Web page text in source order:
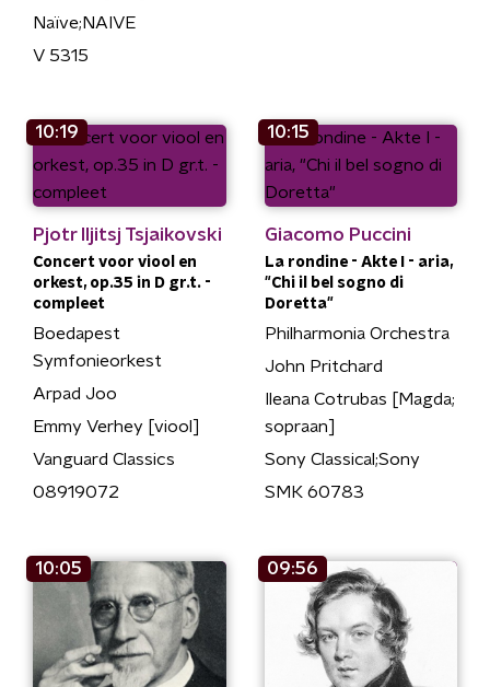
Naïve;NAIVE
V 5315
10:19
Pjotr Iljitsj Tsjaikovski
Concert voor viool en
orkest, op.35 in D gr.t. -
compleet
Boedapest
Symfonieorkest
Arpad Joo
Emmy Verhey [viool]
Vanguard Classics
08919072
10:15
Giacomo Puccini
La rondine - Akte I - aria,
"Chi il bel sogno di
Doretta"
Philharmonia Orchestra
John Pritchard
Ileana Cotrubas [Magda;
sopraan]
Sony Classical;Sony
SMK 60783
10:05 09:56